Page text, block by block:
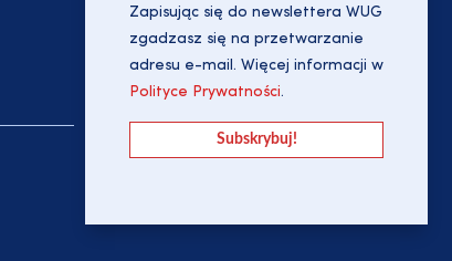
Zapisując się do newslettera WUG
zgadzasz się na przetwarzanie
adresu e-mail. Więcej informacji w
Polityce Prywatności.